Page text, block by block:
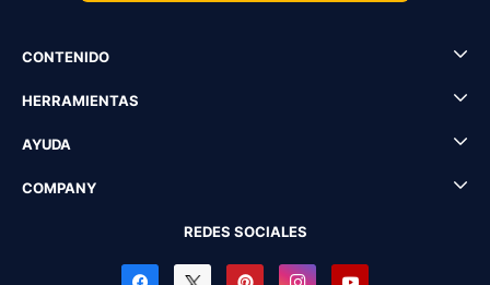
CONTENIDO
HERRAMIENTAS
AYUDA
COMPANY
REDES SOCIALES